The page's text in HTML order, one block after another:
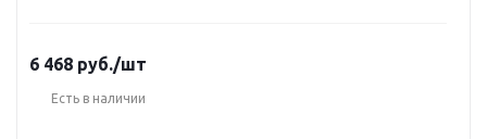
6 468 руб./шт
Есть в наличии